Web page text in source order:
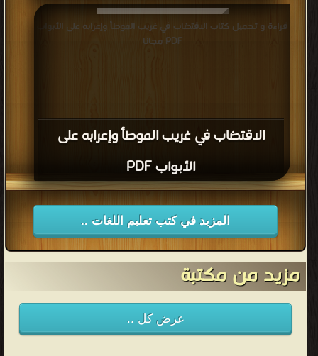
الاقتضاب في غريب الموطأ وإعرابه على
الأبواب PDF
قراءة و تحميل كتاب الاقتضاب في غريب الموطأ وإعرابه على الأبواب
PDF مجانا
المزيد في كتب تعليم اللغات ..
مزيد من مكتبة
عرض كل ..